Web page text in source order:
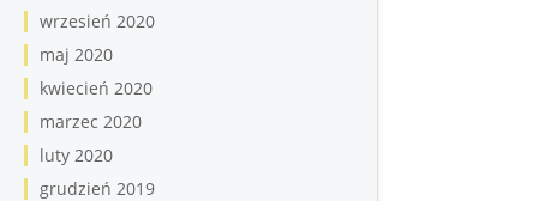
wrzesień 2020
maj 2020
kwiecień 2020
marzec 2020
luty 2020
grudzień 2019